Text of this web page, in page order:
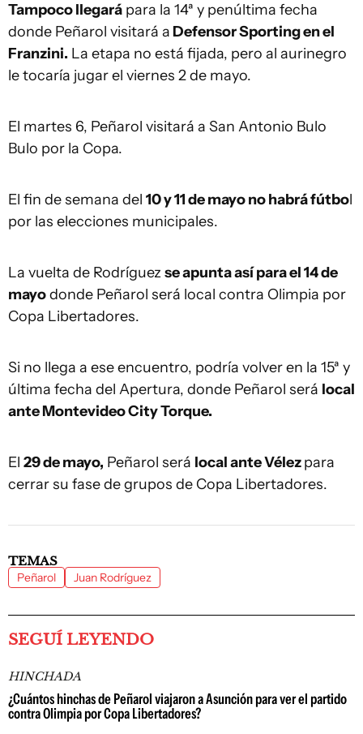
Tampoco llegará para la 14ª y penúltima fecha
donde Peñarol visitará a Defensor Sporting en el
Franzini. La etapa no está fijada, pero al aurinegro
le tocaría jugar el viernes 2 de mayo.
El martes 6, Peñarol visitará a San Antonio Bulo
Bulo por la Copa.
El fin de semana del 10 y 11 de mayo no habrá fútbol
por las elecciones municipales.
La vuelta de Rodríguez se apunta así para el 14 de
mayodonde Peñarol será local contra Olimpia por
Copa Libertadores.
Si no llega a ese encuentro, podría volver en la 15ª y
última fecha del Apertura, donde Peñarol será local
ante Montevideo City Torque.
El 29 de mayo, Peñarol será local ante Vélezpara
cerrar su fase de grupos de Copa Libertadores.
TEMAS
Peñarol Juan Rodríguez
SEGUÍ LEYENDO
HINCHADA
¿Cuántos hinchas de Peñarol viajaron a Asunción para ver el partido
contra Olimpia por Copa Libertadores?